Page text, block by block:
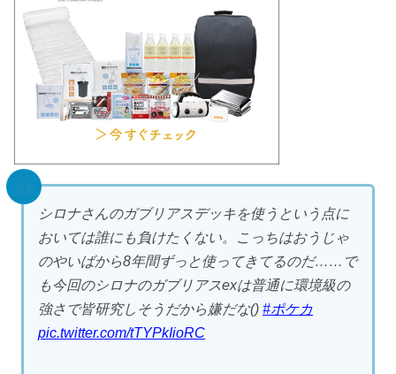
シロナさんのガブリアスデッキを使うという点に
おいては誰にも負けたくない。こっちはおうじゃ
のやいばから8年間ずっと使ってきてるのだ……で
も今回のシロナのガブリアスexは普通に環境級の
強さで皆研究しそうだから嫌だな() #ポケカ
pic.twitter.com/tTYPkIioRC